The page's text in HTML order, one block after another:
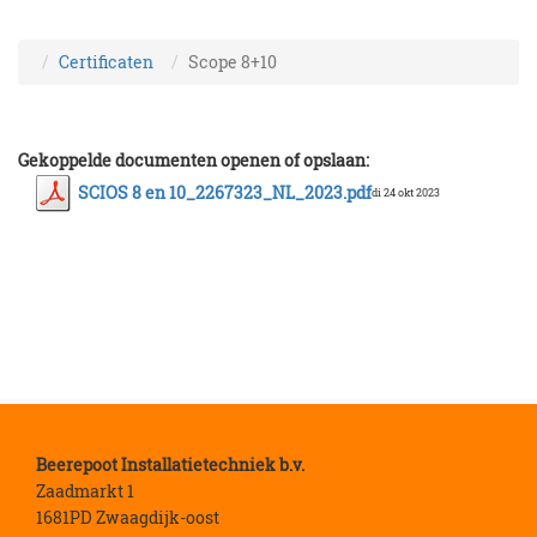
Certificaten Scope 8+10
Gekoppelde documenten openen of opslaan:
SCIOS 8 en 10_2267323_NL_2023.pdfdi 24 okt 2023
Beerepoot Installatietechniek b.v.
Zaadmarkt 1
1681PD Zwaagdijk-oost